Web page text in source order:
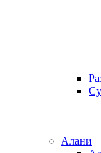
Алани